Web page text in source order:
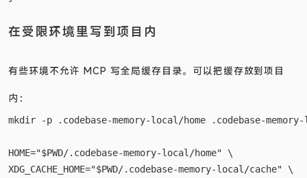
在受限环境里写到项目内
有些环境不允许 MCP 写全局缓存目录。可以把缓存放到项目
内：
mkdir -p .codebase-memory-local/home .codebase-
HOME="$PWD/.codebase-memory-local/home" \
XDG_CACHE_HOME="$PWD/.codebase-memory-local/cache" \